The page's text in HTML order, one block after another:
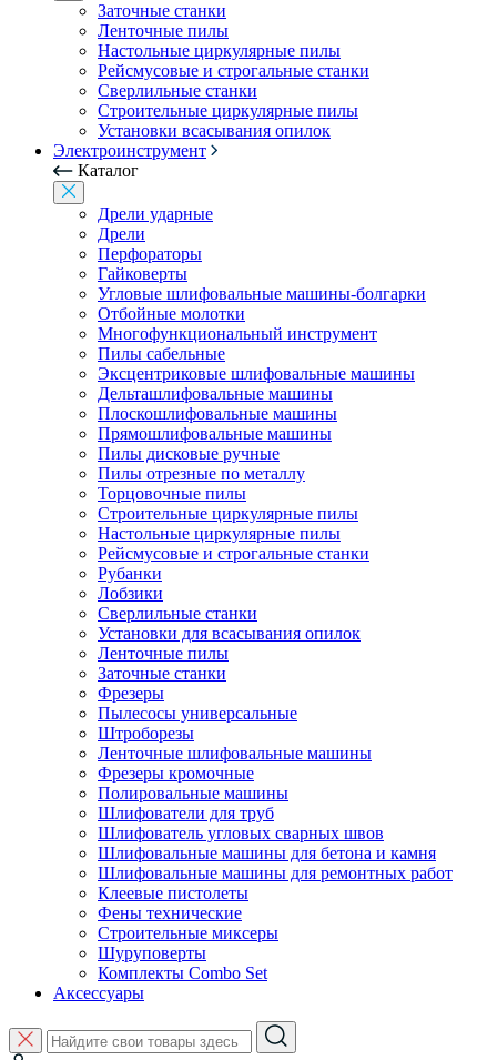
Заточные станки
Ленточные пилы
Настольные циркулярные пилы
Рейсмусовые и строгальные станки
Сверлильные станки
Строительные циркулярные пилы
Установки всасывания опилок
Электроинструмент
Каталог
Дрели ударные
Дрели
Перфораторы
Гайковерты
Угловые шлифовальные машины-болгарки
Отбойные молотки
Многофункциональный инструмент
Пилы сабельные
Эксцентриковые шлифовальные машины
Дельташлифовальные машины
Плоскошлифовальные машины
Прямошлифовальные машины
Пилы дисковые ручные
Пилы отрезные по металлу
Торцовочные пилы
Строительные циркулярные пилы
Настольные циркулярные пилы
Рейсмусовые и строгальные станки
Рубанки
Лобзики
Сверлильные станки
Установки для всасывания опилок
Ленточные пилы
Заточные станки
Фрезеры
Пылесосы универсальные
Штроборезы
Ленточные шлифовальные машины
Фрезеры кромочные
Полировальные машины
Шлифователи для труб
Шлифователь угловых сварных швов
Шлифовальные машины для бетона и камня
Шлифовальные машины для ремонтных работ
Клеевые пистолеты
Фены технические
Строительные миксеры
Шуруповерты
Комплекты Combo Set
Аксессуары